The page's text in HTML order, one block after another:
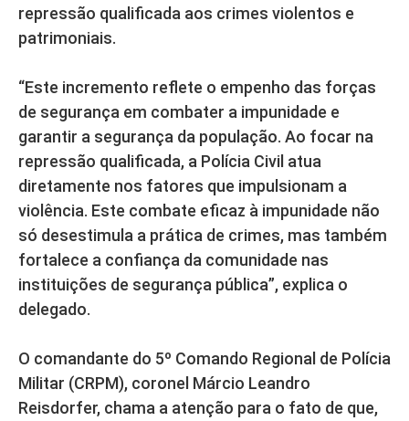
repressão qualificada aos crimes violentos e
patrimoniais.
“Este incremento reflete o empenho das forças
de segurança em combater a impunidade e
garantir a segurança da população. Ao focar na
repressão qualificada, a Polícia Civil atua
diretamente nos fatores que impulsionam a
violência. Este combate eficaz à impunidade não
só desestimula a prática de crimes, mas também
fortalece a confiança da comunidade nas
instituições de segurança pública”, explica o
delegado.
O comandante do 5º Comando Regional de Polícia
Militar (CRPM), coronel Márcio Leandro
Reisdorfer, chama a atenção para o fato de que,